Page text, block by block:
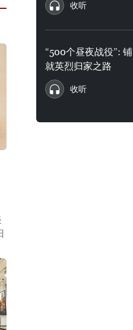
收听
“500个昼夜战役”: 铺
就英烈归家之路
收听